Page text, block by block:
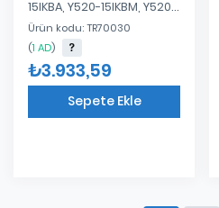
15IKBA, Y520-15IKBM, Y520-
15IKBN Notebook Lcd
Cover
Ürün kodu: TR70030
(1 AD)
₺3.933,59
Sepete Ekle